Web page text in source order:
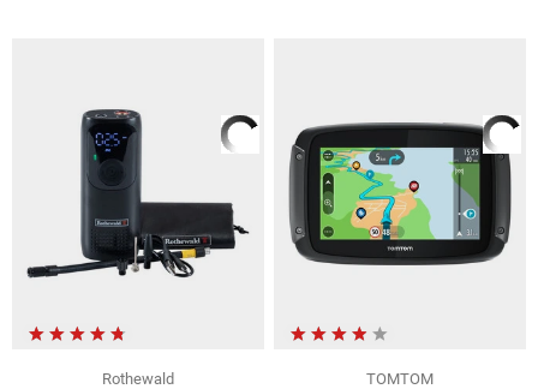
Rothewald
TOMTOM